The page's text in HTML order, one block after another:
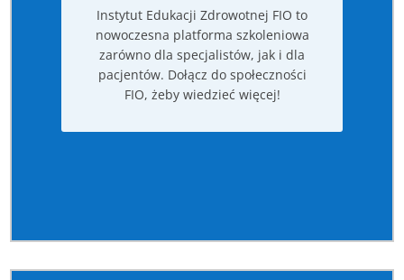
Instytut Edukacji Zdrowotnej FIO to
nowoczesna platforma szkoleniowa
zarówno dla specjalistów, jak i dla
pacjentów. Dołącz do społeczności
FIO, żeby wiedzieć więcej!